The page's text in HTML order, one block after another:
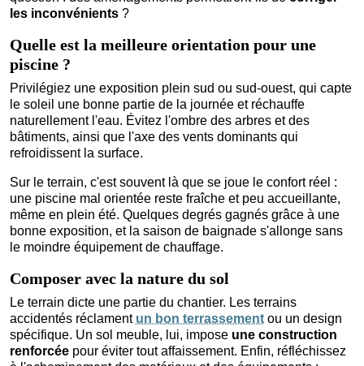
les inconvénients ?
Quelle est la meilleure orientation pour une
piscine ?
Privilégiez une exposition plein sud ou sud-ouest, qui capte
le soleil une bonne partie de la journée et réchauffe
naturellement l'eau. Évitez l'ombre des arbres et des
bâtiments, ainsi que l'axe des vents dominants qui
refroidissent la surface.
Sur le terrain, c'est souvent là que se joue le confort réel :
une piscine mal orientée reste fraîche et peu accueillante,
même en plein été. Quelques degrés gagnés grâce à une
bonne exposition, et la saison de baignade s'allonge sans
le moindre équipement de chauffage.
Composer avec la nature du sol
Le terrain dicte une partie du chantier. Les terrains
accidentés réclament un bon terrassement ou un design
spécifique. Un sol meuble, lui, impose une construction
renforcée pour éviter tout affaissement. Enfin, réfléchissez